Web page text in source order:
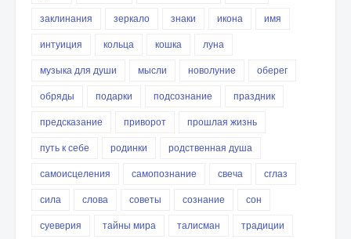
заклинания
зеркало знаки икона
имя
интуиция
кольца кошка
луна
музыка для души
мысли новолуние
оберег
обряды
подарки подсознание
праздник
предсказание
приворот
прошлая жизнь
путь к себе
родинки
родственная душа
самоисцеления
самопознание свеча
сглаз
сила
слова советы сознание
сон
суеверия
тайны мира талисман
традиции